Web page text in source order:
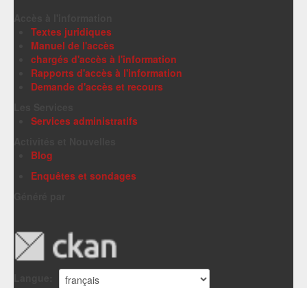
Textes juridiques
Manuel de l'accès
chargés d'accès à l'information
Rapports d'accès à l'information
Demande d'accès et recours
Services administratifs
Blog
Enquêtes et sondages